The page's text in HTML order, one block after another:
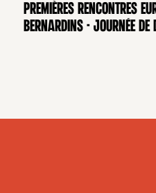
Premières rencontres
Bernardins - Journée de